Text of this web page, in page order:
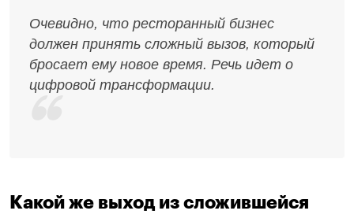
Очевидно, что ресторанный бизнес
должен принять сложный вызов, который
бросает ему новое время. Речь идет о
цифровой трансформации.
Какой же выход из сложившейся